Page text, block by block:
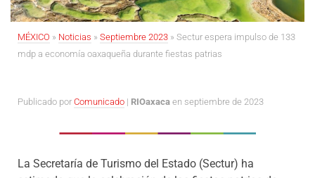
MÉXICO » Noticias » Septiembre 2023 » Sectur espera impulso de 133
mdp a economía oaxaqueña durante fiestas patrias
Publicado por Comunicado | RIOaxaca en septiembre de 2023
La Secretaría de Turismo del Estado (Sectur) ha